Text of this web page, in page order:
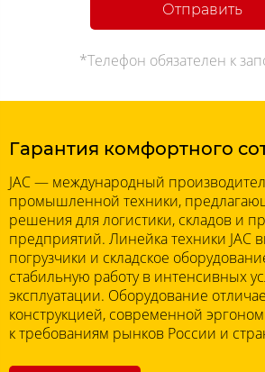
Отправить
*Телефон обязателен к
Гарантия комфортного
JAC — международный
промышленной техники,
решения для логистики, складов и
предприятий. Линейка техники JAC
погрузчики и складское
стабильную работу в интенсивных
эксплуатации. Оборудование
конструкцией, современной
к требованиям рынков России и